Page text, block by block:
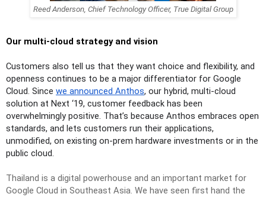
Reed Anderson, Chief Technology Officer, True Digital Group
Our multi-cloud strategy and vision
Customers also tell us that they want choice and flexibility, and
openness continues to be a major differentiator for Google
Cloud. Since we announced Anthos, our hybrid, multi-cloud
solution at Next ‘19, customer feedback has been
overwhelmingly positive. That’s because Anthos embraces open
standards, and lets customers run their applications,
unmodified, on existing on-prem hardware investments or in the
public cloud.
Thailand is a digital powerhouse and an important market for
Google Cloud in Southeast Asia. We have seen first hand the